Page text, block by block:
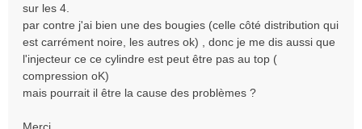
sur les 4.
par contre j'ai bien une des bougies (celle côté distribution qui
est carrément noire, les autres ok) , donc je me dis aussi que
l'injecteur ce ce cylindre est peut être pas au top (
compression oK)
mais pourrait il être la cause des problèmes ?
Merci